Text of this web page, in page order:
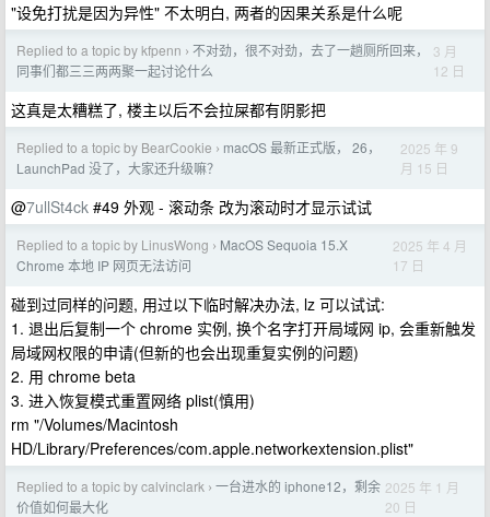
"设免打扰是因为异性" 不太明白, 两者的因果关系是什么呢
Replied to a topic by kfpenn › 不对劲，很不对劲，去了一趟厕所回来，
同事们都三三两两聚一起讨论什么
3 月
12 日
这真是太糟糕了, 楼主以后不会拉屎都有阴影把
Replied to a topic by BearCookie › macOS 最新正式版， 26，
LaunchPad 没了，大家还升级嘛？
2025 年 9
月 15 日
@7ullSt4ck #49 外观 - 滚动条 改为滚动时才显示试试
Replied to a topic by LinusWong › MacOS Sequoia 15.X
Chrome 本地 IP 网页无法访问
2025 年 4 月
17 日
碰到过同样的问题, 用过以下临时解决办法, lz 可以试试:
1. 退出后复制一个 chrome 实例, 换个名字打开局域网 ip, 会重新触发
局域网权限的申请(但新的也会出现重复实例的问题)
2. 用 chrome beta
3. 进入恢复模式重置网络 plist(慎用)
rm "/Volumes/Macintosh
HD/Library/Preferences/com.apple.networkextension.plist"
Replied to a topic by calvinclark › 一台进水的 iphone12，剩余
价值如何最大化
2025 年 1 月
20 日